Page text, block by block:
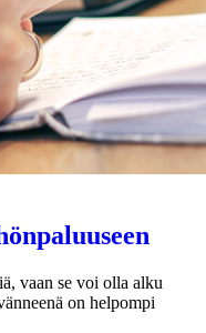
vaan se voi olla alku
on helpompi